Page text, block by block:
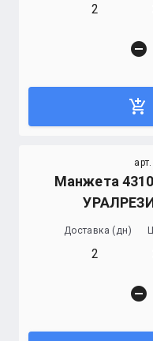
2
remove_circle
add_shopping_cart
Манжета
Доставка (дн)
2
remove_circle